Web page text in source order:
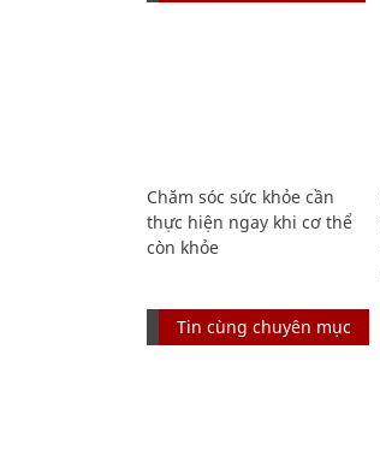
Chăm sóc sức khỏe cần
thực hiện ngay khi cơ thể
còn khỏe
Tin cùng chuyên mục